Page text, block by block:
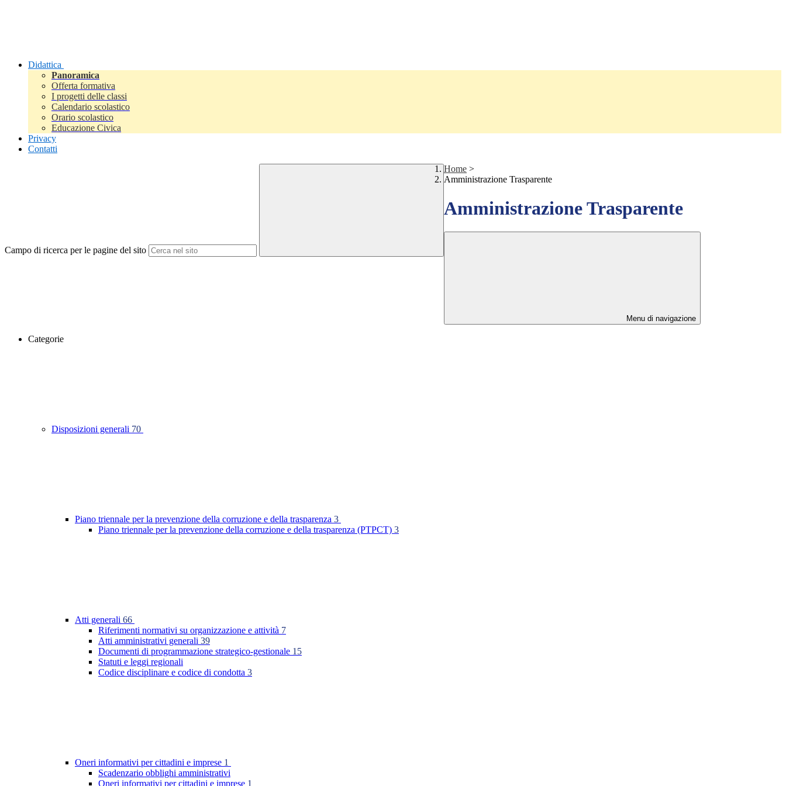
Didattica
Panoramica
Offerta formativa
I progetti delle classi
Calendario scolastico
Orario scolastico
Educazione Civica
Privacy
Contatti
Campo di ricerca per le pagine del sito
Home >
Amministrazione Trasparente
Amministrazione Trasparente
Menu di navigazione
Categorie
Disposizioni generali 70
Piano triennale per la prevenzione della corruzione e della trasparenza 3
Piano triennale per la prevenzione della corruzione e della trasparenza (PTPCT) 3
Atti generali 66
Riferimenti normativi su organizzazione e attività 7
Atti amministrativi generali 39
Documenti di programmazione strategico-gestionale 15
Statuti e leggi regionali
Codice disciplinare e codice di condotta 3
Oneri informativi per cittadini e imprese 1
Scadenzario obblighi amministrativi
Oneri informativi per cittadini e imprese 1